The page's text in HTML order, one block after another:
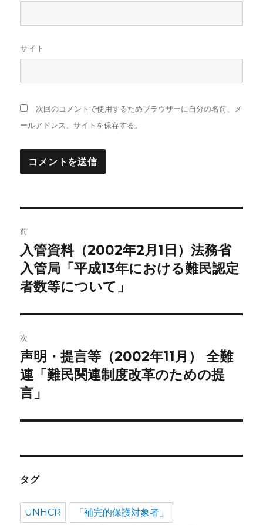
サイト
次回のコメントで使用するためブラウザーに自分の名前、メ
ールアドレス、サイトを保存する。
稿
ナ
ビ
ゲ
ー
シ
ョ
ン
前
前
の
投
入管資料（2002年2月1日）法務省
入管局「平成13年における難民認定
者数等について」
次
次
の
投
声明・提言等（2002年11月） 全難
連「難民関連制度改革のための提
言」
タグ
UNHCR 「補完的保護対象者」